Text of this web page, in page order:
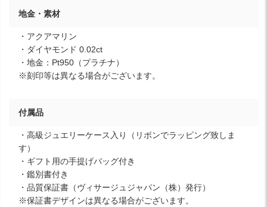
地金・素材
・アクアマリン
・ダイヤモンド 0.02ct
・地金：Pt950（プラチナ）
※刻印等は異なる場合がございます。
付属品
・高級ジュエリーケース入り（リボンでラッピング致しま
す）
・ギフト用の手提げバッグ付き
・鑑別書付き
・品質保証書（ヴィサージュジャパン（株）発行）
※保証書デザインは異なる場合がございます。